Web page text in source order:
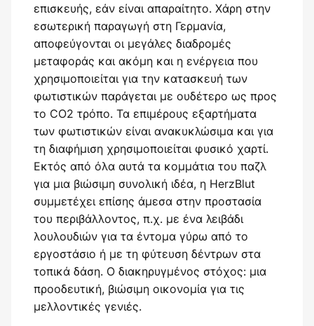
επισκευής, εάν είναι απαραίτητο. Χάρη στην
εσωτερική παραγωγή στη Γερμανία,
αποφεύγονται οι μεγάλες διαδρομές
μεταφοράς και ακόμη και η ενέργεια που
χρησιμοποιείται για την κατασκευή των
φωτιστικών παράγεται με ουδέτερο ως προς
το CO2 τρόπο. Τα επιμέρους εξαρτήματα
των φωτιστικών είναι ανακυκλώσιμα και για
τη διαφήμιση χρησιμοποιείται φυσικό χαρτί.
Εκτός από όλα αυτά τα κομμάτια του παζλ
για μια βιώσιμη συνολική ιδέα, η HerzBlut
συμμετέχει επίσης άμεσα στην προστασία
του περιβάλλοντος, π.χ. με ένα λειβάδι
λουλουδιών για τα έντομα γύρω από το
εργοστάσιο ή με τη φύτευση δέντρων στα
τοπικά δάση. Ο διακηρυγμένος στόχος: μια
προοδευτική, βιώσιμη οικονομία για τις
μελλοντικές γενιές.